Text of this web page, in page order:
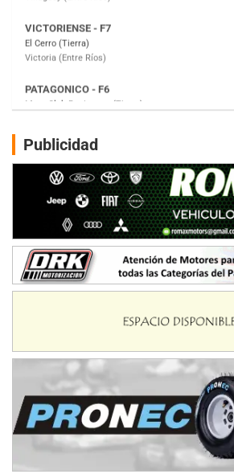
Moto Club Reginense (Tierra)
Gral. E. Godoy (Río Negro)
Juventud Unida (Tierra)
Humboldt (Santa Fe)
NORESTE SANTAFESINO - F6
Avellaneda (Santa Fe)
SUR SANTAFESINO - F4
José Samuel Sánchez (Tierra)
Rufino (Santa Fe)
TUCUMANO - F5
Juan Navarro (Asfalto)
El Timbó (Tucumán)
COBERTURA ESPECIAL DE E-KART.COM.AR
IAME SERIES ARGENTINA 6
Ramiro Tot (Asfalto)
Baradero (Buenos Aires)
KDO - F6
Ciudad de Trenque Lauquen (Asfalto)
Publicidad